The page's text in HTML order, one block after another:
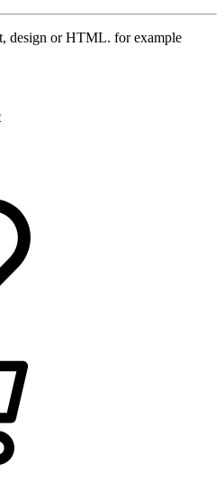
design or HTML. for example